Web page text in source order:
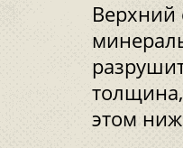
Верхний
этом